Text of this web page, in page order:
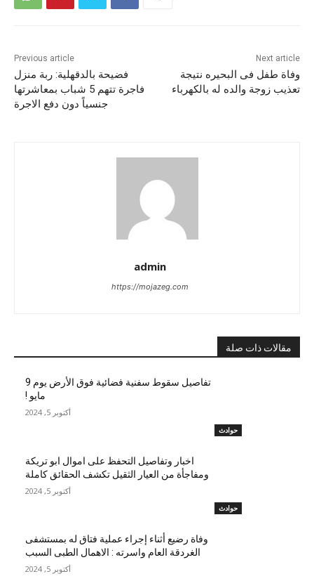
Previous article
فضيحة بالدقهلية: ربة منزل
فاجرة تتهم 5 شباب بمعاشرتها
جنسياً دون دفع الاجرة
Next article
وفاة طفل فى البحيره نتيجة
تعذيب زوجة والده له بالكهرباء
admin
https://mojazeg.com
مقالات ذات صلة
حوادث
تفاصيل سقوط سفنية فضائية فوق الأرض يوم 9
مايو !
أكتوبر 5, 2024
حوادث
اخبار وتفاصيل التحفظ على اموال ابو تريكة
ومفاجأة من العيار الثقيل تكشف الحقائق كاملة
أكتوبر 5, 2024
وفاة رضيع أثناء إجراء عملية فتاق له بمستشفى
الغردقة العام واسرته : الاهمال الطبى السبب
أكتوبر 5, 2024